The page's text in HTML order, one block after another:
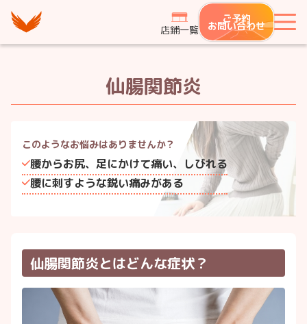
つながり整骨鍼灸院グループ
店鋪一覧
ご予約
お問い合わせ
仙腸関節炎
このようなお悩みはありませんか？
腰からお尻、足にかけて痛い、しびれる
腰に刺すような鋭い痛みがある
仙腸関節炎とはどんな症状？